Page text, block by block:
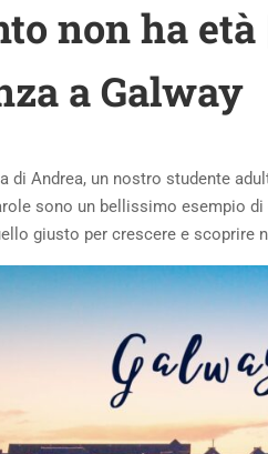
non ha
a Galway
Andrea, un nostro studente
sono un bellissimo esempio
giusto per crescere e scoprire